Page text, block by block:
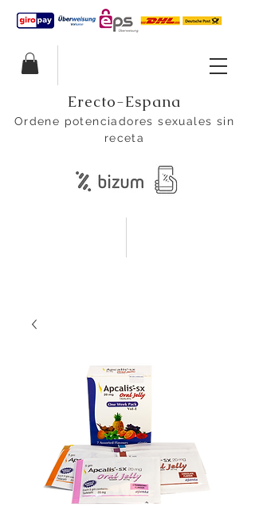
Erecto-Espana
Ordene potenciadores sexuales sin
receta